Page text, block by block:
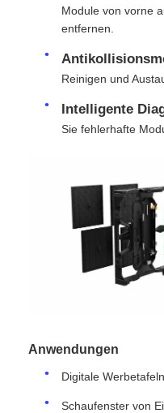
Module von vorne
entfernen.
Reinigen und
Intelligente
Sie fehlerhafte
Anwendungen
Digitale
Schaufenster von